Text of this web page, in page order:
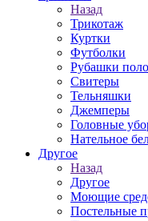
Назад
Трикотаж
Куртки
Футболки
Рубашки поло
Свитеры
Тельняшки
Джемперы
Головные
Нательное
Другое
Назад
Другое
Моющие
Постельные